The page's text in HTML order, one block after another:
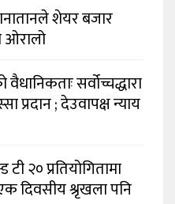
शेयर बजार
ओरालो
सर्वोच्चद्धारा
प्रदान ; देउवापक्ष न्याय
२० प्रतियोगितामा
दिवसीय श्रृखला पनि